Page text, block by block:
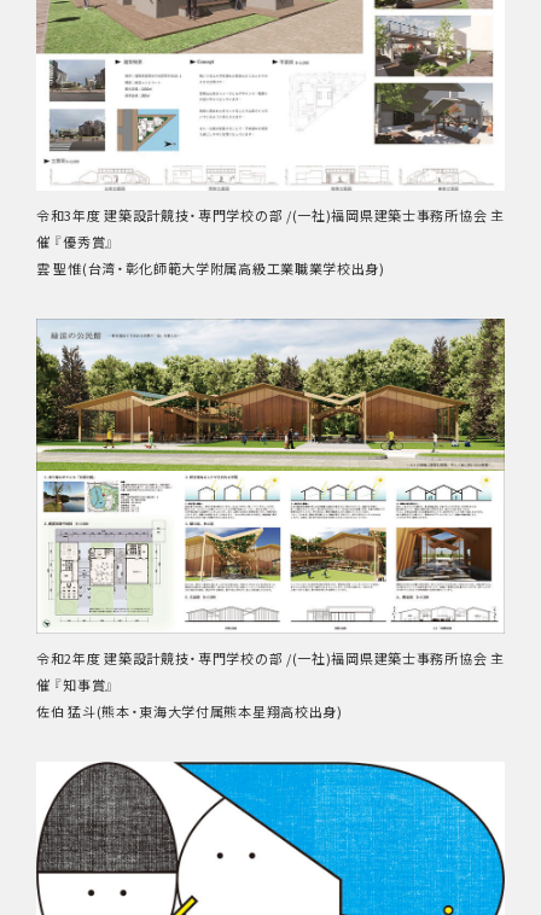
令和3年度 建築設計競技・専門学校の部 /(一社)福岡県建築士事務所協会 主
催 『優秀賞』
雲 聖惟(台湾・彰化師範大学附属高級工業職業学校出身)
令和2年度 建築設計競技・専門学校の部 /(一社)福岡県建築士事務所協会 主
催 『知事賞』
佐伯 猛斗(熊本・東海大学付属熊本星翔高校出身)